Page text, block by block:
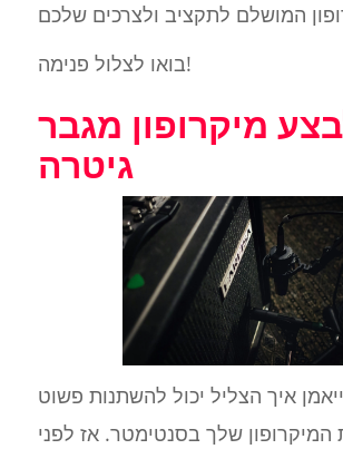
בואו לצלול פנימה!
מיקרופון מגבר
גיטרה
איך הצליל יכול להשתנות פשוט
המיקרופון שלך בסנטימטר. אז לפני